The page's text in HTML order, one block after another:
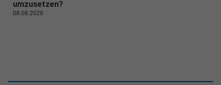
umzusetzen?
08.08.2026